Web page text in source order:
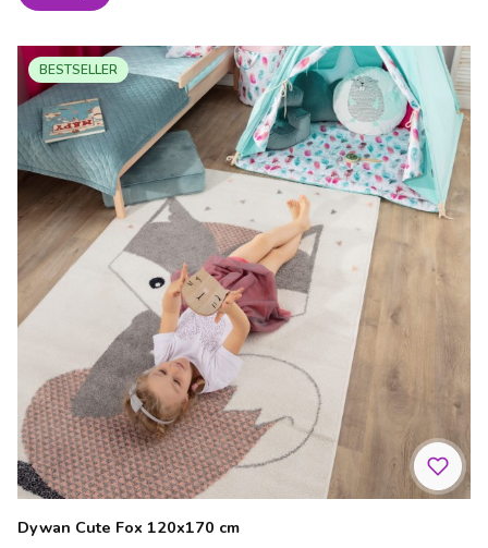
BESTSELLER
Dywan Cute Fox 120x170 cm